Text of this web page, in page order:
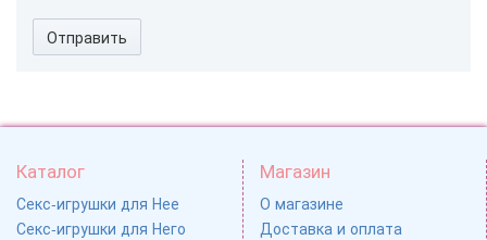
Отправить
Каталог
Секс-игрушки для Нее
Секс-игрушки для Него
Магазин
О магазине
Доставка и оплата